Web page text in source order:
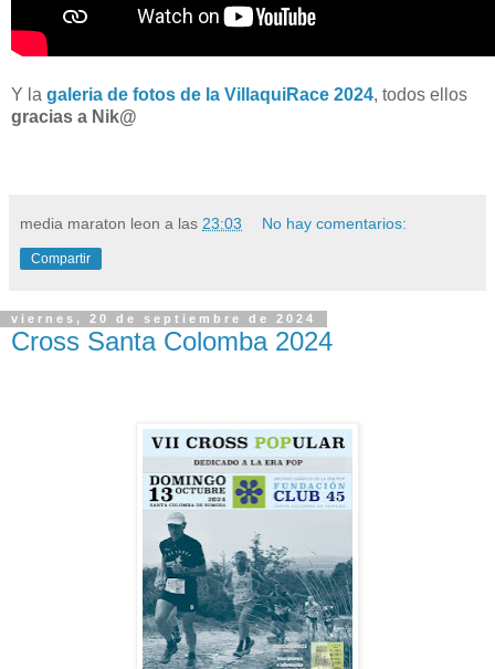
Y la galeria de fotos de la VillaquiRace 2024, todos ellos
gracias a Nik@
media maraton leon a las 23:03 No hay comentarios:
Compartir
viernes, 20 de septiembre de 2024
Cross Santa Colomba 2024